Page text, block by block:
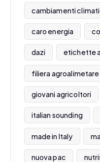
cambiamenti
caro energia
dazi etichette
filiera agroalimetare
giovani agricoltori
italian sounding
made in Italy
nuova pac